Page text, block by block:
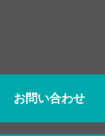
お問い合わせ